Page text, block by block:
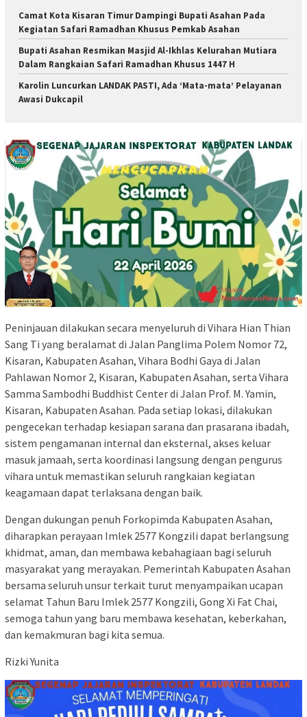
‎Camat Kota Kisaran Timur Dampingi Bupati Asahan Pada
Kegiatan Safari Ramadhan Khusus Pemkab Asahan
Bupati Asahan Resmikan Masjid Al-Ikhlas Kelurahan Mutiara
Dalam Rangkaian Safari Ramadhan Khusus 1447 H
Karolin Luncurkan LANDAK PASTI, Ada ‘Mata-mata’ Pelayanan
Awasi Dukcapil
Peninjauan dilakukan secara menyeluruh di Vihara Hian Thian
Sang Ti yang beralamat di Jalan Panglima Polem Nomor 72,
Kisaran, Kabupaten Asahan, Vihara Bodhi Gaya di Jalan
Pahlawan Nomor 2, Kisaran, Kabupaten Asahan, serta Vihara
Samma Sambodhi Buddhist Center di Jalan Prof. M. Yamin,
Kisaran, Kabupaten Asahan. Pada setiap lokasi, dilakukan
pengecekan terhadap kesiapan sarana dan prasarana ibadah,
sistem pengamanan internal dan eksternal, akses keluar
masuk jamaah, serta koordinasi langsung dengan pengurus
vihara untuk memastikan seluruh rangkaian kegiatan
keagamaan dapat terlaksana dengan baik.
Dengan dukungan penuh Forkopimda Kabupaten Asahan,
diharapkan perayaan Imlek 2577 Kongzili dapat berlangsung
khidmat, aman, dan membawa kebahagiaan bagi seluruh
masyarakat yang merayakan. Pemerintah Kabupaten Asahan
bersama seluruh unsur terkait turut menyampaikan ucapan
selamat Tahun Baru Imlek 2577 Kongzili, Gong Xi Fat Chai,
semoga tahun yang baru membawa kesehatan, keberkahan,
dan kemakmuran bagi kita semua.
Rizki Yunita